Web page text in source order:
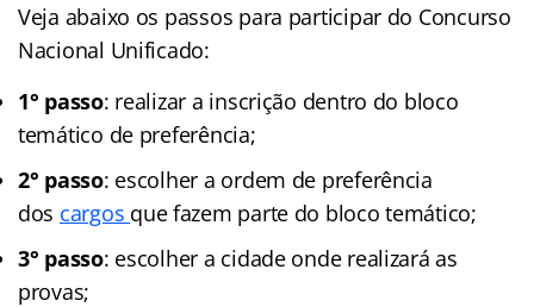
Veja abaixo os passos para participar do Concurso
Nacional Unificado:
1° passo: realizar a inscrição dentro do bloco
temático de preferência;
2° passo: escolher a ordem de preferência
dos cargos que fazem parte do bloco temático;
3° passo: escolher a cidade onde realizará as
provas;